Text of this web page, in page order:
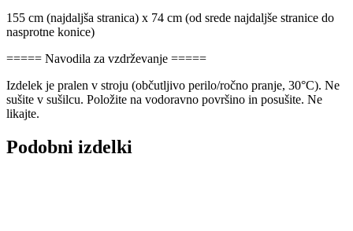
155 cm (najdaljša stranica) x 74 cm (od srede najdaljše stranice do
nasprotne konice)
===== Navodila za vzdrževanje =====
Izdelek je pralen v stroju (občutljivo perilo/ročno pranje, 30°C). Ne
sušite v sušilcu. Položite na vodoravno površino in posušite. Ne
likajte.
Podobni izdelki